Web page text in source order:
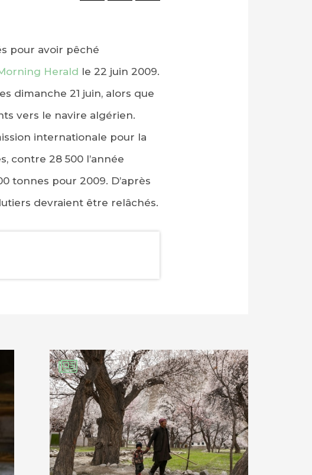
pour avoir pêché
Herald le 22 juin 2009.
dimanche 21 juin, alors que
vers le navire algérien.
internationale pour la
contre 28 500 l’année
tonnes pour 2009. D’après
devraient être relâchés.